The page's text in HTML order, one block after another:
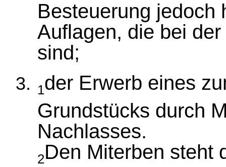
Besteuerung jedoch
Auflagen, die bei
sind;
1der Erwerb eines
Grundstücks durch
Nachlasses.
2Den Miterben steht